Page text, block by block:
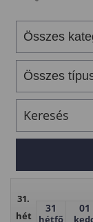
31.
hét
31
hétfő
01